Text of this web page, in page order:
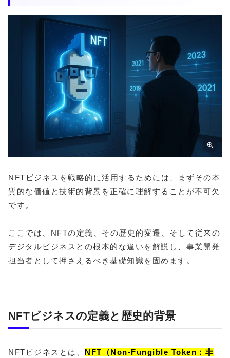
NFTビジネスを戦略的に活用するためには、まずその本
質的な価値と技術的背景を正確に理解することが不可欠
です。
ここでは、NFTの定義、その歴史的変遷、そして従来の
デジタルビジネスとの根本的な違いを解説し、事業開発
担当者として押さえるべき基礎知識を固めます。
NFTビジネスの定義と歴史的背景
NFTビジネスとは、
NFT（Non-Fungible Token：非